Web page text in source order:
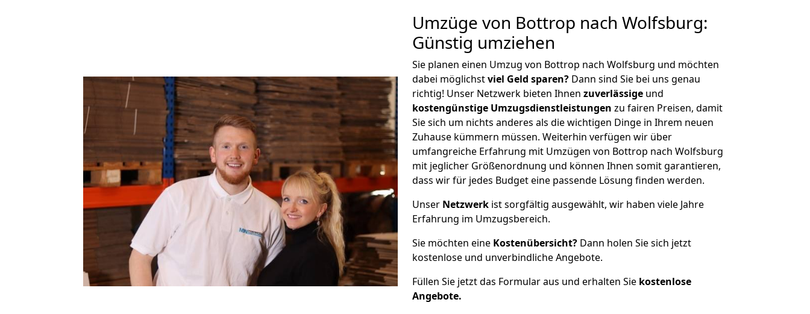
Umzüge von Bottrop nach Wolfsburg:
Günstig umziehen
Sie planen einen Umzug von Bottrop nach Wolfsburg und möchten
dabei möglichstviel Geld sparen? Dann sind Sie bei uns genau
richtig! Unser Netzwerk bieten Ihnen zuverlässige und
kostengünstige Umzugsdienstleistungen zu fairen Preisen, damit
Sie sich um nichts anderes als die wichtigen Dinge in Ihrem neuen
Zuhause kümmern müssen. Weiterhin verfügen wir über
umfangreiche Erfahrung mit Umzügen von Bottrop nach Wolfsburg
mit jeglicher Größenordnung und können Ihnen somit garantieren,
dass wir für jedes Budget eine passende Lösung finden werden.
Unser Netzwerk ist sorgfältig ausgewählt, wir haben viele Jahre
Erfahrung im Umzugsbereich.
Sie möchten eine Kostenübersicht? Dann holen Sie sich jetzt
kostenlose und unverbindliche Angebote.
Füllen Sie jetzt das Formular aus und erhalten Sie kostenlose
Angebote.